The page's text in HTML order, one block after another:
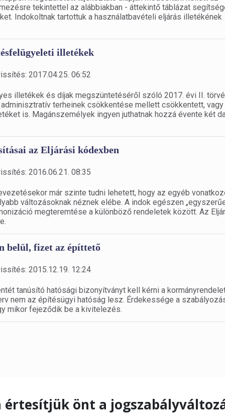
tekintettel az alábbiakban - áttekintő táblázat
Indokoltnak tartottuk a használatbavételi eljárás illetékének
illetékek
2017.04.25. 06:52
illetékek és díjak megszüntetéséről szóló 2017. évi II.
terheinek csökkentése mellett csökkentett, vagy
is. Magánszemélyek ingyen juthatnak hozzá évente két
az Eljárási kódexben
2016.06.21. 08:35
már szinte tudni lehetett, hogy az egyéb
változásoknak néznek elébe. A indok egészen
megteremtése a különböző rendeletek között. Az
belül, fizet az építtető
2015.12.19. 12:24
tanúsító hatósági bizonyítványt kell kérni a
nem az építésügyi hatóság lesz. Érdekessége a
mikor fejeződik be a kivitelezés.
értesítjük önt a